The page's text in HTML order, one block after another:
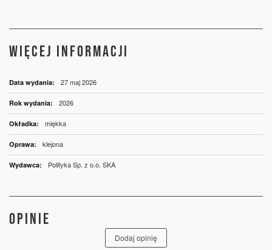
WIĘCEJ INFORMACJI
Więcej
informacji
27 maj 2026
2026
miękka
klejona
Polityka Sp. z o.o. SKA
OPINIE
Dodaj opinię